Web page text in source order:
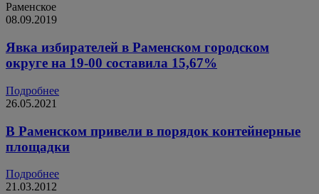
Раменское
08.09.2019
Явка избирателей в Раменском городском
округе на 19-00 составила 15,67%
Подробнее
26.05.2021
В Раменском привели в порядок контейнерные
площадки
Подробнее
21.03.2012